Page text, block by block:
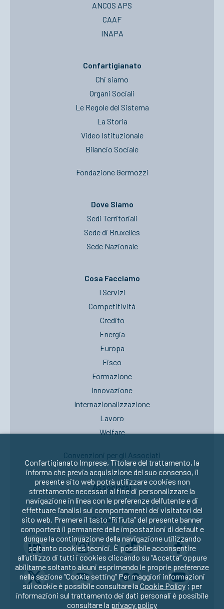
ANCOS APS
CAAF
INAPA
Confartigianato
Chi siamo
Organi Sociali
Le Regole del Sistema
La Storia
Video Istituzionale
Bilancio Sociale
Fondazione Germozzi
Dove Siamo
Sedi Territoriali
Sede di Bruxelles
Sede Nazionale
Cosa Facciamo
I Servizi
Competitività
Credito
Energia
Europa
Fisco
Formazione
Innovazione
Internazionalizzazione
Lavoro
Welfare
Convenzioni per gli Associati
Associarsi
Seguici su:
Confartigianato Imprese, Titolare del trattamento, la
informa che previa acquisizione del suo consenso, il
presente sito web potrà utilizzare cookies non
strettamente necessari al fine di personalizzare la
navigazione in linea con le preferenze dell’utente e di
effettuare l’analisi sui comportamenti dei visitatori del
sito web. Premere il tasto “Rifiuta” del presente banner
comporterà il permanere delle impostazioni di default e
dunque la continuazione della navigazione utilizzando
soltanto cookies tecnici. È possibile acconsentire
all’utilizzo di tutti i cookies cliccando su “Accetta” oppure
abilitarne soltanto alcuni esprimendo le proprie preferenze
nella sezione “Cookie setting” Per maggiori informazioni
sui cookie è possibile consultare la Cookie Policy; per
informazioni sul trattamento dei dati personali è possibile
consultare la privacy policy